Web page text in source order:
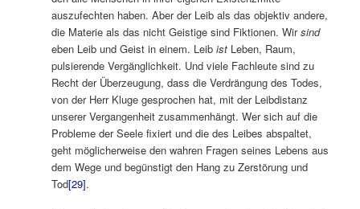
auszufechten haben. Aber der Leib als das objektiv andere,
die Materie als das nicht Geistige sind Fiktionen. Wirsind
eben Leib und Geist in einem. Leibist Leben, Raum,
pulsierende Vergänglichkeit. Und viele Fachleute sind zu
Recht der Überzeugung, dass die Verdrängung des Todes,
von der Herr Kluge gesprochen hat, mit der Leibdistanz
unserer Vergangenheit zusammenhängt. Wer sich auf die
Probleme der Seele fixiert und die des Leibes abspaltet,
geht möglicherweise den wahren Fragen seines Lebens aus
dem Wege und begünstigt den Hang zu Zerstörung und
Tod[29].